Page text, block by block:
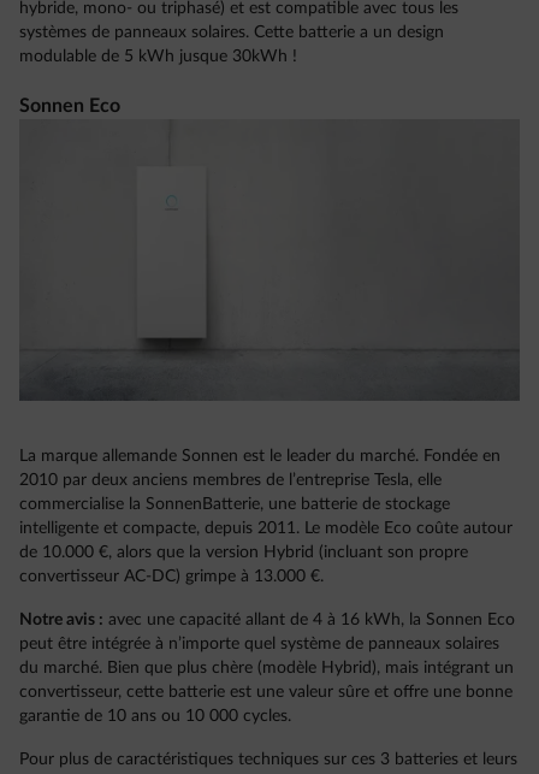
hybride, mono- ou triphasé) et est compatible avec tous les
systèmes de panneaux solaires. Cette batterie a un design
modulable de 5 kWh jusque 30kWh !
Sonnen Eco
La marque allemande Sonnen est le leader du marché. Fondée en
2010 par deux anciens membres de l’entreprise Tesla, elle
commercialise la SonnenBatterie, une batterie de stockage
intelligente et compacte, depuis 2011. Le modèle Eco coûte autour
de 10.000 €, alors que la version Hybrid (incluant son propre
convertisseur AC-DC) grimpe à 13.000 €.
Notre avis : avec une capacité allant de 4 à 16 kWh, la Sonnen Eco
peut être intégrée à n’importe quel système de panneaux solaires
du marché. Bien que plus chère (modèle Hybrid), mais intégrant un
convertisseur, cette batterie est une valeur sûre et offre une bonne
garantie de 10 ans ou 10 000 cycles.
Pour plus de caractéristiques techniques sur ces 3 batteries et leurs